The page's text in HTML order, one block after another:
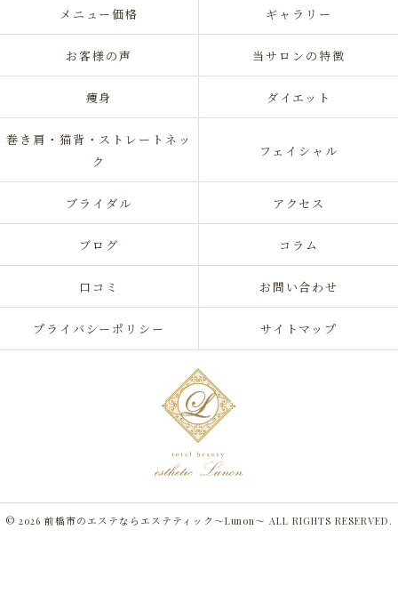
メニュー価格 ギャラリー
お客様の声 当サロンの特徴
痩身 ダイエット
巻き肩・猫背・ストレートネッ
ク
フェイシャル
ブライダル アクセス
ブログ コラム
口コミ お問い合わせ
プライバシーポリシー サイトマップ
© 2026 前橋市のエステならエステティック～Lunon～ ALL RIGHTS RESERVED.